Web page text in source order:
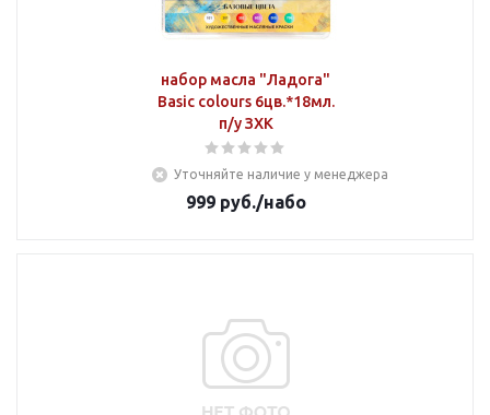
набор масла "Ладога"
Basic colours 6цв.*18мл.
п/у ЗХК
Уточняйте наличие у менеджера
999руб./набо